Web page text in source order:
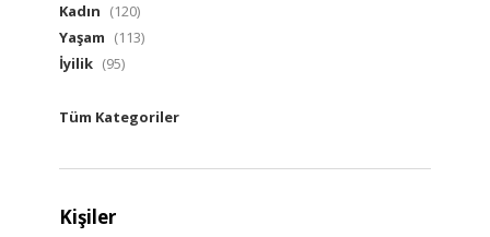
Kadın (120)
Yaşam (113)
İyilik (95)
Tüm Kategoriler
Kişiler